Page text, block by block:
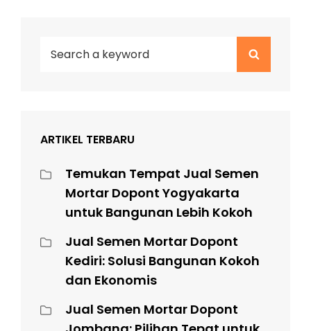
Search
ARTIKEL TERBARU
Temukan Tempat Jual Semen
Mortar Dopont Yogyakarta
untuk Bangunan Lebih Kokoh
Jual Semen Mortar Dopont
Kediri: Solusi Bangunan Kokoh
dan Ekonomis
Jual Semen Mortar Dopont